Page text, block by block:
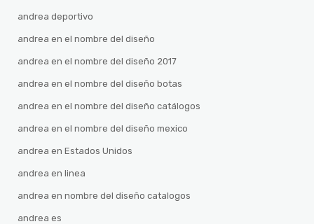
andrea deportivo
andrea en el nombre del diseño
andrea en el nombre del diseño 2017
andrea en el nombre del diseño botas
andrea en el nombre del diseño catálogos
andrea en el nombre del diseño mexico
andrea en Estados Unidos
andrea en linea
andrea en nombre del diseño catalogos
andrea es